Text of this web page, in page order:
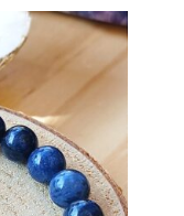
variations.
Les
options
peuvent
être
choisies
sur